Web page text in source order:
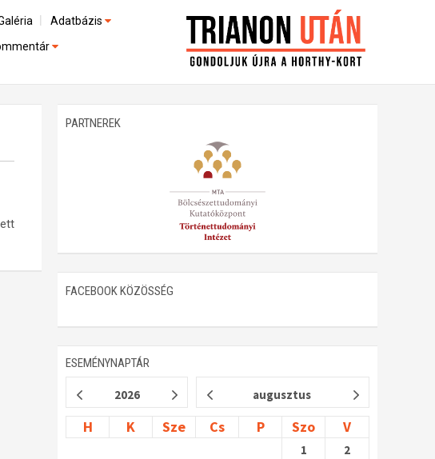
Adatbázis
Emlékművek (feltöltés alatt)
PARTNEREK
FACEBOOK KÖZÖSSÉG
ESEMÉNYNAPTÁR
2026 augusztus
H K Sze Cs P Szo V
1
2